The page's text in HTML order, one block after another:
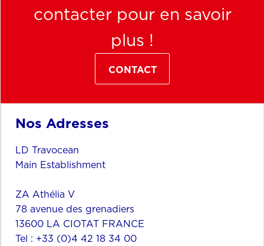
contacter pour en savoir
plus !
CONTACT
Nos Adresses
LD Travocean
Main Establishment
ZA Athélia V
78 avenue des grenadiers
13600 LA CIOTAT FRANCE
Tel : +33 (0)4 42 18 34 00